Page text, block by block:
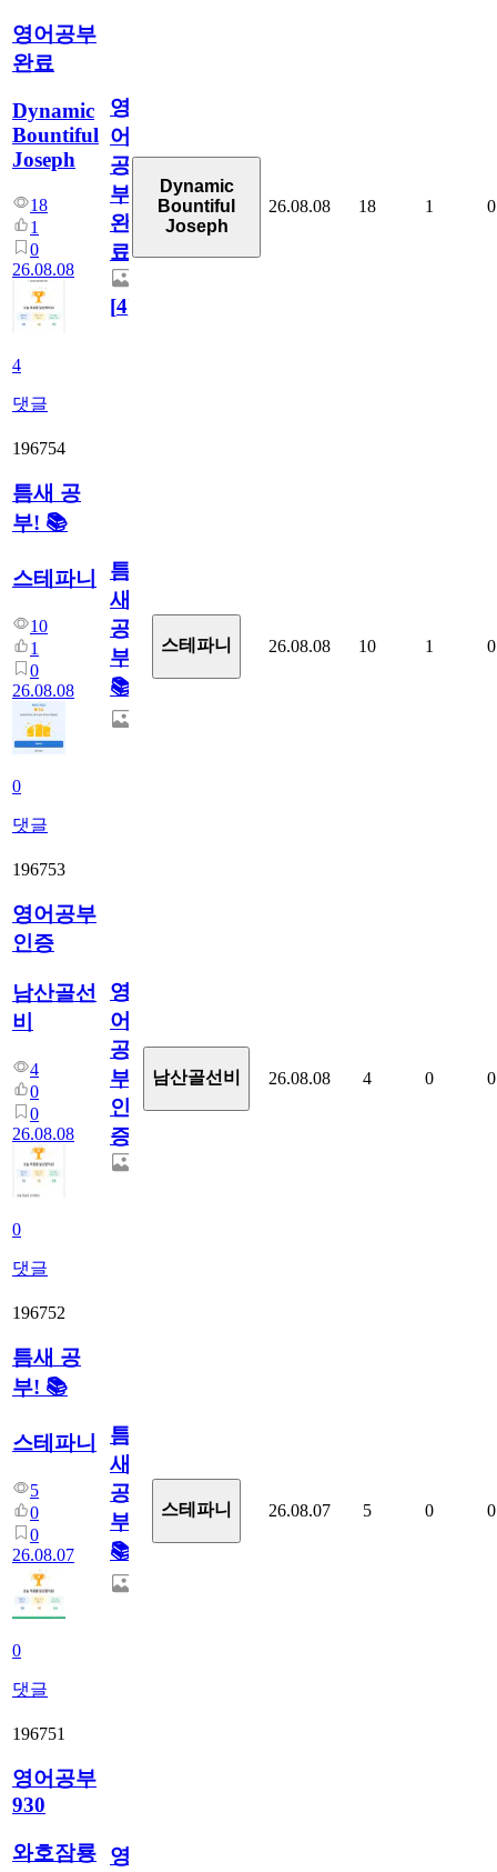
영어공부
완료
Dynamic
Bountiful
Joseph
18
1
0
26.08.08
4
댓글
영
어
공
부
완
료
[4]
Dynamic
Bountiful
Joseph
26.08.08 18 1 0
196754
틈새 공
부! 📚
스테파니
10
1
0
26.08.08
0
댓글
틈
새
공
부!
📚
스테파니 26.08.08 10 1 0
196753
영어공부
인증
남산골선
비
4
0
0
26.08.08
0
댓글
영
어
공
부
인
증
남산골선비 26.08.08 4 0 0
196752
틈새 공
부! 📚
스테파니
5
0
0
26.08.07
0
댓글
틈
새
공
부!
📚
스테파니 26.08.07 5 0 0
196751
영어공부
930
와호잠룡
영